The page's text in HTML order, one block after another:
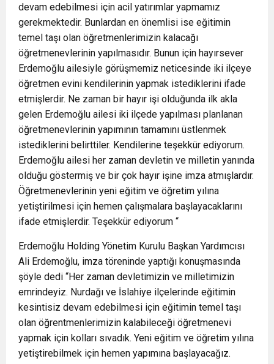
devam edebilmesi için acil yatırımlar yapmamız
gerekmektedir. Bunlardan en önemlisi ise eğitimin
temel taşı olan öğretmenlerimizin kalacağı
öğretmenevlerinin yapılmasıdır. Bunun için hayırsever
Erdemoğlu ailesiyle görüşmemiz neticesinde iki ilçeye
öğretmen evini kendilerinin yapmak istediklerini ifade
etmişlerdir. Ne zaman bir hayır işi olduğunda ilk akla
gelen Erdemoğlu ailesi iki ilçede yapılması planlanan
öğretmenevlerinin yapımının tamamını üstlenmek
istediklerini belirttiler. Kendilerine teşekkür ediyorum.
Erdemoğlu ailesi her zaman devletin ve milletin yanında
olduğu göstermiş ve bir çok hayır işine imza atmışlardır.
Öğretmenevlerinin yeni eğitim ve öğretim yılına
yetiştirilmesi için hemen çalışmalara başlayacaklarını
ifade etmişlerdir. Teşekkür ediyorum “
Erdemoğlu Holding Yönetim Kurulu Başkan Yardımcısı
Ali Erdemoğlu, imza töreninde yaptığı konuşmasında
şöyle dedi “Her zaman devletimizin ve milletimizin
emrindeyiz. Nurdağı ve İslahiye ilçelerinde eğitimin
kesintisiz devam edebilmesi için eğitimin temel taşı
olan öğrentmenlerimizin kalabileceği öğretmenevi
yapmak için kolları sıvadık. Yeni eğitim ve öğretim yılına
yetiştirebilmek için hemen yapımına başlayacağız.